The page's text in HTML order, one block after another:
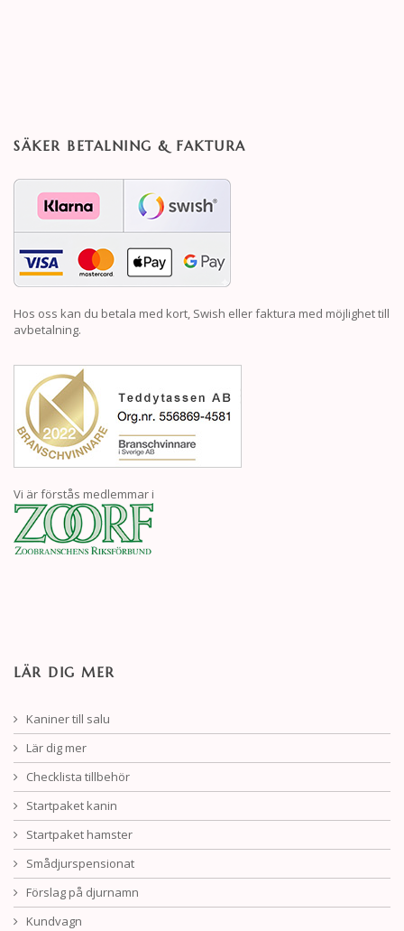
SÄKER BETALNING & FAKTURA
Hos oss kan du betala med kort, Swish eller faktura med möjlighet till
avbetalning.
Vi är förstås medlemmar i
LÄR DIG MER
Kaniner till salu
Lär dig mer
Checklista tillbehör
Startpaket kanin
Startpaket hamster
Smådjurspensionat
Förslag på djurnamn
Kundvagn